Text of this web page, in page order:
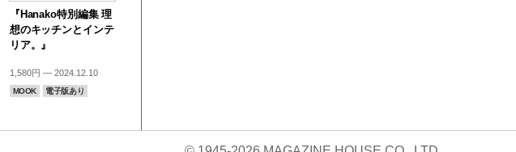
『Hanako特別編集 理
想のキッチンとインテ
リア。』
1,580円 — 2024.12.10
MOOK 電子版あり